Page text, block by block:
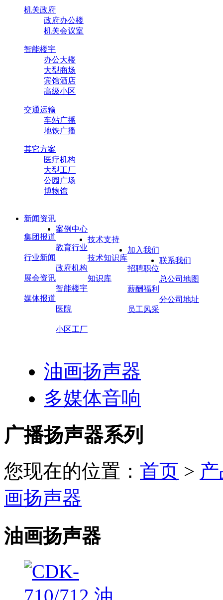
机关政府
政府办公楼
机关会议室
智能楼宇
办公大楼
大型商场
宾馆酒店
高级小区
交通运输
车站广播
地铁广播
其它方案
医疗机构
大型工厂
公园广场
博物馆
新闻资讯
集团报道
行业新闻
展会资讯
媒体报道
案例中心
教育行业
政府机构
智能楼宇
医院
小区工厂
技术支持
技术知识库
知识库
加入我们
招聘职位
薪酬福利
员工风采
联系我们
总公司地图
分公司地址
多媒体中央矩阵系列
平安校园系列
平安学校应急求助系
平安城市应急求助系
广播扬声器系列
吸顶扬声器
壁挂扬声器
室内扬声器
室外扬声器
草地扬声器
号角扬声器
油画扬声器
多媒体音响
广播扬声器系列
您现在的位置： 首页 >
画扬声器
油画扬声器